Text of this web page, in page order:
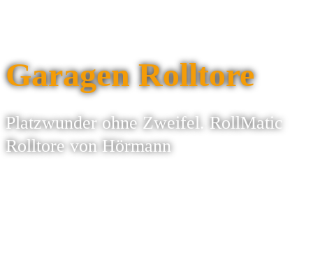
Garagen Rolltore
Platzwunder ohne Zweifel. RollMatic
Rolltore von Hörmann